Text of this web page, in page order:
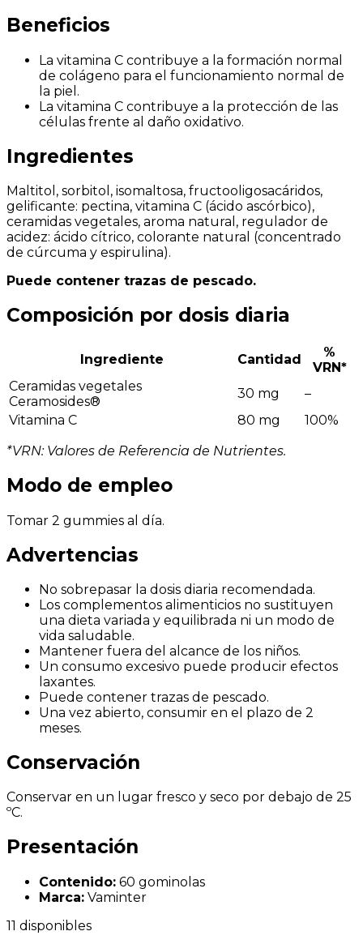
Beneficios
La vitamina C contribuye a la formación normal
de colágeno para el funcionamiento normal de
la piel.
La vitamina C contribuye a la protección de las
células frente al daño oxidativo.
Ingredientes
Maltitol, sorbitol, isomaltosa, fructooligosacáridos,
gelificante: pectina, vitamina C (ácido ascórbico),
ceramidas vegetales, aroma natural, regulador de
acidez: ácido cítrico, colorante natural (concentrado
de cúrcuma y espirulina).
Puede contener trazas de pescado.
Composición por dosis diaria
Ingrediente Cantidad
%
VRN*
Ceramidas vegetales
Ceramosides®
30 mg
–
Vitamina C
80 mg
100%
*VRN: Valores de Referencia de Nutrientes.
Modo de empleo
Tomar 2 gummies al día.
Advertencias
No sobrepasar la dosis diaria recomendada.
Los complementos alimenticios no sustituyen
una dieta variada y equilibrada ni un modo de
vida saludable.
Mantener fuera del alcance de los niños.
Un consumo excesivo puede producir efectos
laxantes.
Puede contener trazas de pescado.
Una vez abierto, consumir en el plazo de 2
meses.
Conservación
Conservar en un lugar fresco y seco por debajo de 25
ºC.
Presentación
Contenido: 60 gominolas
Marca: Vaminter
11 disponibles